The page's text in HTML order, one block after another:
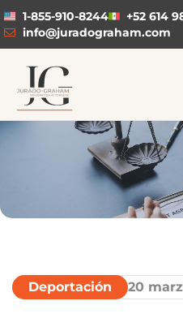
1-855-910-8244
+52 614
info@juradograham.com
Deportación 20